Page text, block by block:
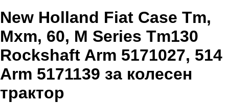
New Holland Fiat Case Tm,
Mxm, 60, M Series Tm130
Rockshaft Arm 5171027, 514
Arm 5171139 за колесен
трактор